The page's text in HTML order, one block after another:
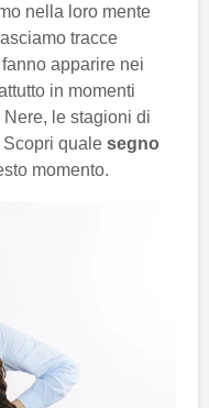
nella loro mente
tracce
apparire nei
in momenti
le stagioni di
quale segno
momento.